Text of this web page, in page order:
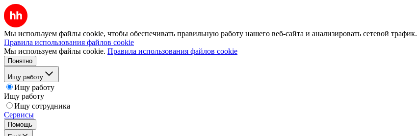
Мы используем файлы cookie, чтобы обеспечивать правильную работу нашего веб-сайта и анализировать сетевой трафик.
Правила использования файлов cookie
Мы используем файлы cookie. Правила использования файлов cookie
Понятно
Ищу работу
Ищу работу
Ищу работу
Ищу сотрудника
Сервисы
Помощь